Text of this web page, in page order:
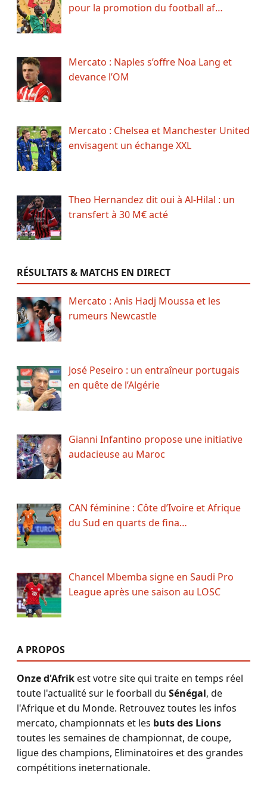
pour la promotion du football af…
Mercato : Naples s’offre Noa Lang et
devance l’OM
Mercato : Chelsea et Manchester United
envisagent un échange XXL
Theo Hernandez dit oui à Al-Hilal : un
transfert à 30 M€ acté
RÉSULTATS & MATCHS EN DIRECT
Mercato : Anis Hadj Moussa et les
rumeurs Newcastle
José Peseiro : un entraîneur portugais
en quête de l’Algérie
Gianni Infantino propose une initiative
audacieuse au Maroc
CAN féminine : Côte d’Ivoire et Afrique
du Sud en quarts de fina…
Chancel Mbemba signe en Saudi Pro
League après une saison au LOSC
A PROPOS
Onze d'Afrikest votre site qui traite en temps réel
toute l'actualité sur le foorball du Sénégal, de
l'Afrique et du Monde. Retrouvez toutes les infos
mercato, championnats et les buts des Lions
toutes les semaines de championnat, de coupe,
ligue des champions, Eliminatoires et des grandes
compétitions ineternationale.